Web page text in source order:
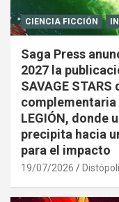
CIENCIA FICCIÓN
Saga Press
2027 la
SAVAGE
complementaria
LEGIÓN, donde
precipita hacia
para el impacto
19/07/2026